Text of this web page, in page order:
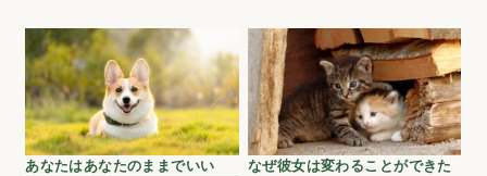
あなたはあなたのままでいい
なぜ彼女は変わることができた